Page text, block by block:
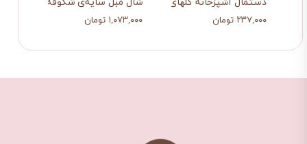
۱,۰۷۳,۰۰۰ تومان ۲۳۷,۰۰۰ تومان